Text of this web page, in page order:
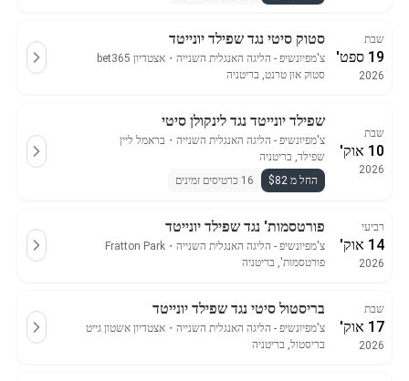
שבת
19 ספט'
2026
סטוק סיטי נגד שפילד יונייטד
צ'מפיונשיפ - הליגה האנגלית השנייה ・ אצטדיון bet365
סטוק און טרנט, בריטניה
שבת
10 אוק'
2026
שפילד יונייטד נגד לינקולן סיטי
צ'מפיונשיפ - הליגה האנגלית השנייה ・ בראמל ליין
שפילד, בריטניה
החל מ $82
16 כרטיסים זמינים
רביעי
14 אוק'
2026
פורטסמות' נגד שפילד יונייטד
צ'מפיונשיפ - הליגה האנגלית השנייה ・
Fratton Park
פורטסמות', בריטניה
שבת
17 אוק'
2026
בריסטול סיטי נגד שפילד יונייטד
צ'מפיונשיפ - הליגה האנגלית השנייה ・ אצטדיון אשטון גייט
בריסטול, בריטניה